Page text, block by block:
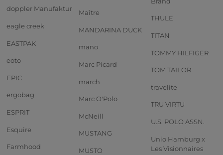
doppler Manufaktur
eagle creek
EASTPAK
eoto
EPIC
ergobag
ESPRIT
Esquire
Farmhood
Maître
MANDARINA DUCK
mano
Marc Picard
march
Marc O'Polo
McNeill
MUSTANG
MUSTO
THULE
TITAN
TOMMY HILFIGER
TOM TAILOR
travelite
TRU VIRTU
U.S. POLO ASSN.
Unio Hamburg x
Les Visionnaires